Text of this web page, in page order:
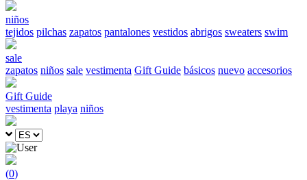
niños
tejidos pilchas zapatos pantalones vestidos abrigos sweaters swim
sale
zapatos niños sale vestimenta Gift Guide básicos nuevo accesorios
Gift Guide
vestimenta playa niños
(0)